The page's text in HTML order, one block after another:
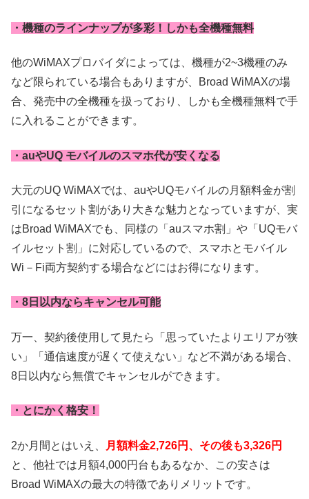
・機種のラインナップが多彩！しかも全機種無料
他のWiMAXプロバイダによっては、機種が2~3機種のみ
など限られている場合もありますが、Broad WiMAXの場
合、発売中の全機種を扱っており、しかも全機種無料で手
に入れることができます。
・auやUQ モバイルのスマホ代が安くなる
大元のUQ WiMAXでは、auやUQモバイルの月額料金が割
引になるセット割があり大きな魅力となっていますが、実
はBroad WiMAXでも、同様の「auスマホ割」や「UQモバ
イルセット割」に対応しているので、スマホとモバイル
Wi－Fi両方契約する場合などにはお得になります。
・8日以内ならキャンセル可能
万一、契約後使用して見たら「思っていたよりエリアが狭
い」「通信速度が遅くて使えない」など不満がある場合、
8日以内なら無償でキャンセルができます。
・とにかく格安！
2か月間とはいえ、
月額料金2,726円、その後も3,326円
と、他社では月額4,000円台もあるなか、この安さは
Broad WiMAXの最大の特徴でありメリットです。